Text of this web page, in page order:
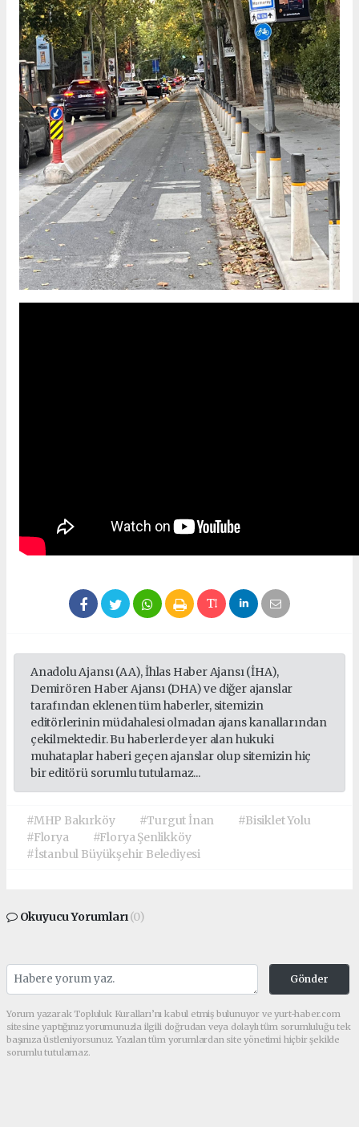
Anadolu Ajansı (AA), İhlas Haber Ajansı (İHA),
Demirören Haber Ajansı (DHA) ve diğer ajanslar
tarafından eklenen tüm haberler, sitemizin
editörlerinin müdahalesi olmadan ajans kanallarından
çekilmektedir. Bu haberlerde yer alan hukuki
muhataplar haberi geçen ajanslar olup sitemizin hiç
bir editörü sorumlu tutulamaz...
#MHP Bakırköy #Turgut İnan
#Bisiklet Yolu
#Florya
#Florya Şenlikköy
#İstanbul Büyükşehir Belediyesi
Okuyucu Yorumları(0)
Gönder
Yorum yazarak Topluluk Kuralları’nı kabul etmiş bulunuyor ve yurt-haber.com
sitesine yaptığınız yorumunuzla ilgili doğrudan veya dolaylı tüm sorumluluğu tek
başınıza üstleniyorsunuz. Yazılan tüm yorumlardan site yönetimi hiçbir şekilde
sorumlu tutulamaz.